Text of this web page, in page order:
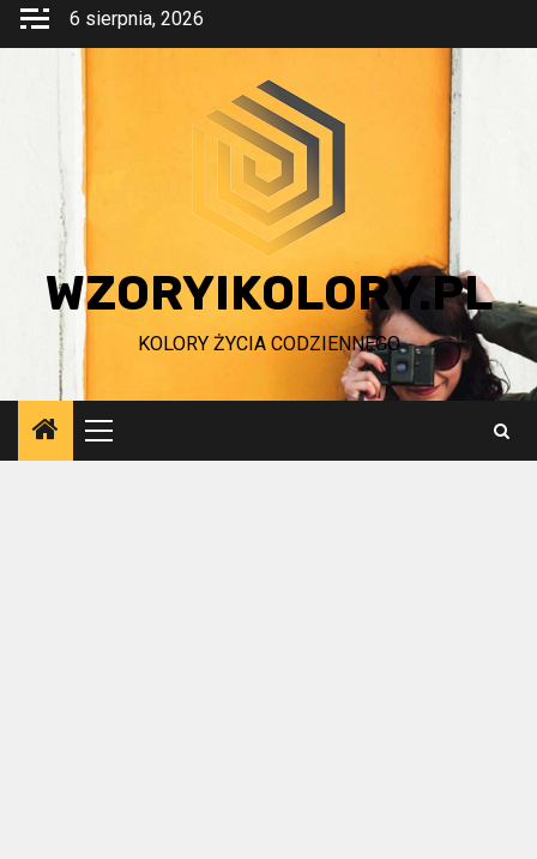
Przejdź
6 sierpnia, 2026
WZORYIKOLORY.PL
KOLORY ŻYCIA CODZIENNEGO
Menu
główne